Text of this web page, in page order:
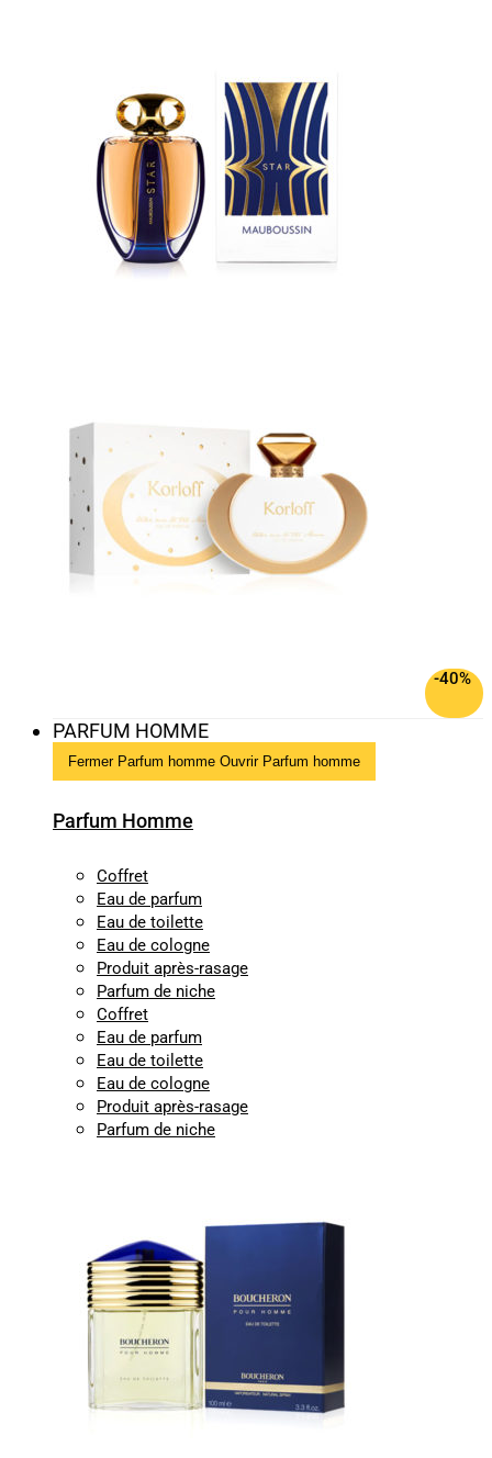
-40%
PARFUM HOMME
Fermer Parfum homme Ouvrir Parfum homme
Parfum Homme
Coffret
Eau de parfum
Eau de toilette
Eau de cologne
Produit après-rasage
Parfum de niche
Coffret
Eau de parfum
Eau de toilette
Eau de cologne
Produit après-rasage
Parfum de niche